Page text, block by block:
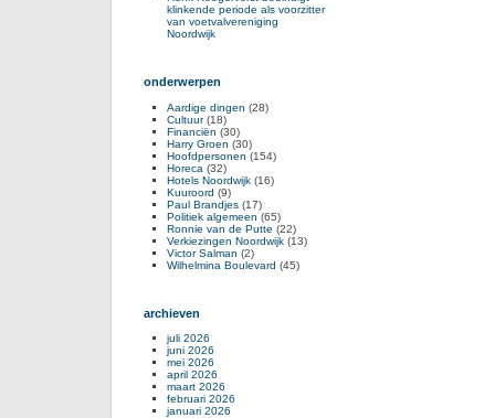
klinkende periode als voorzitter
van voetvalvereniging
Noordwijk
onderwerpen
Aardige dingen (28)
Cultuur(18)
Financiën (30)
Harry Groen (30)
Hoofdpersonen (154)
Horeca (32)
Hotels Noordwijk (16)
Kuuroord (9)
Paul Brandjes (17)
Politiek algemeen (65)
Ronnie van de Putte (22)
Verkiezingen Noordwijk (13)
Victor Salman (2)
Wilhelmina Boulevard (45)
archieven
juli 2026
juni 2026
mei 2026
april 2026
maart 2026
februari 2026
januari 2026